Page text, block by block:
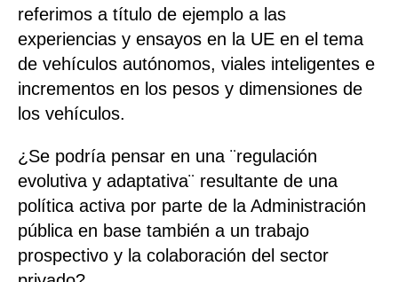
referimos a título de ejemplo a las
experiencias y ensayos en la UE en el tema
de vehículos autónomos, viales inteligentes e
incrementos en los pesos y dimensiones de
los vehículos.
¿Se podría pensar en una ¨regulación
evolutiva y adaptativa¨ resultante de una
política activa por parte de la Administración
pública en base también a un trabajo
prospectivo y la colaboración del sector